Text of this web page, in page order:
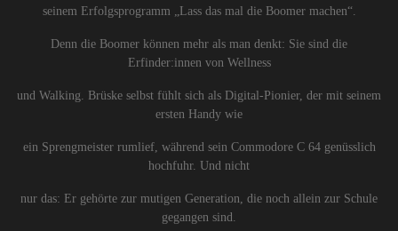
seinem Erfolgsprogramm „Lass das mal die Boomer machen“.
Denn die Boomer können mehr als man denkt: Sie sind die
Erfinder:innen von Wellness
und Walking. Brüske selbst fühlt sich als Digital-Pionier, der mit seinem
ersten Handy wie
ein Sprengmeister rumlief, während sein Commodore C 64 genüsslich
hochfuhr. Und nicht
nur das: Er gehörte zur mutigen Generation, die noch allein zur Schule
gegangen sind.